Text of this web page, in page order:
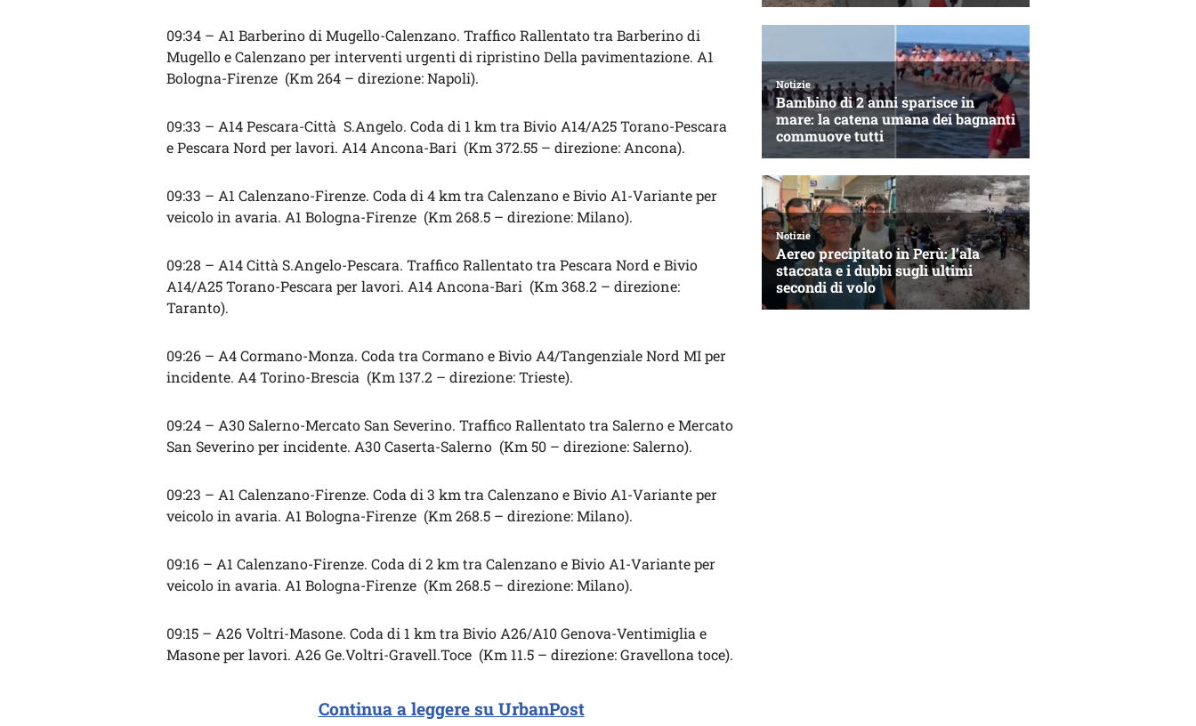
09:34 – A1 Barberino di Mugello-Calenzano. Traffico Rallentato tra Barberino di
Mugello e Calenzano per interventi urgenti di ripristino Della pavimentazione. A1
Bologna-Firenze (Km 264 – direzione: Napoli).
09:33 – A14 Pescara-Città S.Angelo. Coda di 1 km tra Bivio A14/A25 Torano-Pescara
e Pescara Nord per lavori. A14 Ancona-Bari (Km 372.55 – direzione: Ancona).
09:33 – A1 Calenzano-Firenze. Coda di 4 km tra Calenzano e Bivio A1-Variante per
veicolo in avaria. A1 Bologna-Firenze (Km 268.5 – direzione: Milano).
09:28 – A14 Città S.Angelo-Pescara. Traffico Rallentato tra Pescara Nord e Bivio
A14/A25 Torano-Pescara per lavori. A14 Ancona-Bari (Km 368.2 – direzione:
Taranto).
09:26 – A4 Cormano-Monza. Coda tra Cormano e Bivio A4/Tangenziale Nord MI per
incidente. A4 Torino-Brescia (Km 137.2 – direzione: Trieste).
09:24 – A30 Salerno-Mercato San Severino. Traffico Rallentato tra Salerno e Mercato
San Severino per incidente. A30 Caserta-Salerno (Km 50 – direzione: Salerno).
09:23 – A1 Calenzano-Firenze. Coda di 3 km tra Calenzano e Bivio A1-Variante per
veicolo in avaria. A1 Bologna-Firenze (Km 268.5 – direzione: Milano).
09:16 – A1 Calenzano-Firenze. Coda di 2 km tra Calenzano e Bivio A1-Variante per
veicolo in avaria. A1 Bologna-Firenze (Km 268.5 – direzione: Milano).
09:15 – A26 Voltri-Masone. Coda di 1 km tra Bivio A26/A10 Genova-Ventimiglia e
Masone per lavori. A26 Ge.Voltri-Gravell.Toce (Km 11.5 – direzione: Gravellona toce).
Continua a leggere su UrbanPost